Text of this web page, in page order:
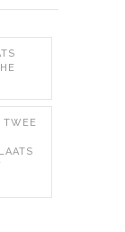
TWEE